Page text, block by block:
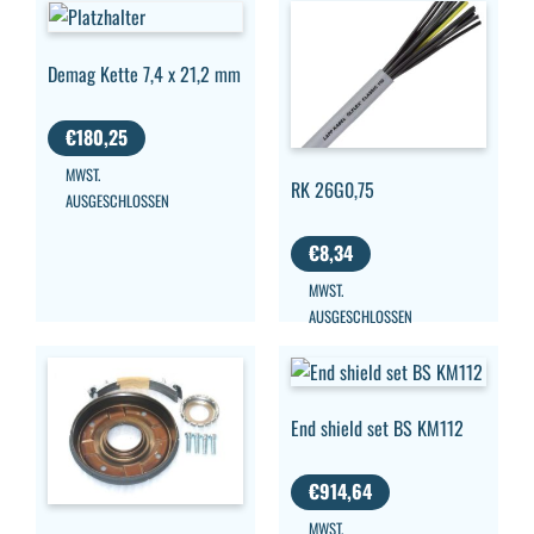
Demag Kette 7,4 x 21,2 mm
€180,25
MWST.
AUSGESCHLOSSEN
RK 26G0,75
€8,34
MWST.
AUSGESCHLOSSEN
End shield set BS KM112
€914,64
MWST.